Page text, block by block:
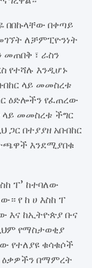
በበኩላቸው በቀጣይ
ለቻምፒዮንነት
፣ ራስን
የተሻሉ እንዲሆኑ
ላይ መመስረቱ
ዕድሎችን የፈጠረው
መመስረቱ ችግር
በተያያዘ አቡበከር
እንደሚያበቁ
ፐ’ ከተባለው
የ ከ ሀ እስከ ፐ
እና ከኢትዮጵያ ቡና
የማስታወቂያ
የተለያዩ ቁሳቁሶች
በማምረት